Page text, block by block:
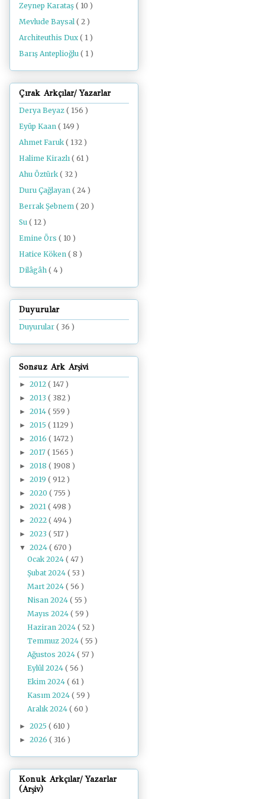
Zeynep Karataş ( 10 )
Mevlude Baysal ( 2 )
Architeuthis Dux ( 1 )
Barış Anteplioğlu ( 1 )
Çırak Arkçılar/ Yazarlar
Derya Beyaz ( 156 )
Eyüp Kaan ( 149 )
Ahmet Faruk ( 132 )
Halime Kirazlı ( 61 )
Ahu Öztürk ( 32 )
Duru Çağlayan ( 24 )
Berrak Şebnem ( 20 )
Su ( 12 )
Emine Örs ( 10 )
Hatice Köken ( 8 )
Dilâgâh ( 4 )
Duyurular
Duyurular ( 36 )
Sonsuz Ark Arşivi
► 2012 ( 147 )
► 2013 ( 382 )
► 2014 ( 559 )
► 2015 ( 1129 )
► 2016 ( 1472 )
► 2017 ( 1565 )
► 2018 ( 1908 )
► 2019 ( 912 )
► 2020 ( 755 )
► 2021 ( 498 )
► 2022 ( 494 )
► 2023 ( 517 )
▼ 2024 ( 670 )
Ocak 2024( 47 )
Şubat 2024( 53 )
Mart 2024( 56 )
Nisan 2024( 55 )
Mayıs 2024( 59 )
Haziran 2024( 52 )
Temmuz 2024( 55 )
Ağustos 2024( 57 )
Eylül 2024( 56 )
Ekim 2024( 61 )
Kasım 2024( 59 )
Aralık 2024( 60 )
► 2025 ( 610 )
► 2026 ( 316 )
Konuk Arkçılar/ Yazarlar
(Arşiv)